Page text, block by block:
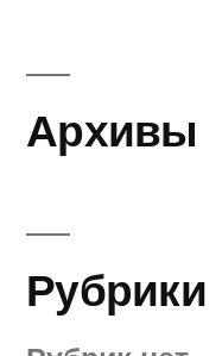
Архивы
Рубрики